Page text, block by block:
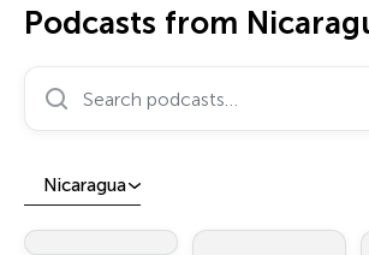
Podcasts from
Search podcasts…
Nicaragua